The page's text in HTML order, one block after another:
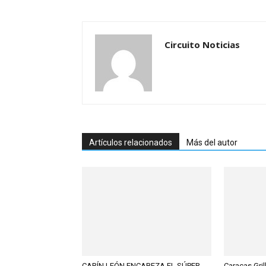
Circuito Noticias
Artículos relacionados Más del autor